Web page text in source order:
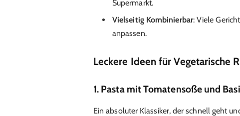
Supermarkt.
Vielseitig Kombinierbar: Viele
anpassen.
Leckere Ideen für Vegetarische
1. Pasta mit Tomatensoße und
Ein absoluter Klassiker, der schnell geht